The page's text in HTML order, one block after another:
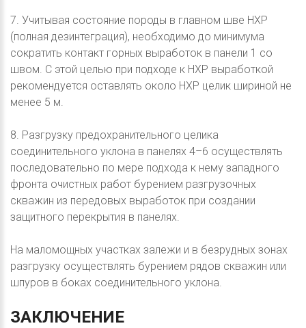
7. Учитывая состояние породы в главном шве НХР
(полная дезинтеграция), необходимо до минимума
сократить контакт горных выработок в панели 1 со
швом. С этой целью при подходе к НХР выработкой
рекомендуется оставлять около НХР целик шириной не
менее 5 м.
8. Разгрузку предохранительного целика
соединительного уклона в панелях 4–6 осуществлять
последовательно по мере подхода к нему западного
фронта очистных работ бурением разгрузочных
скважин из передовых выработок при создании
защитного перекрытия в панелях.
На маломощных участках залежи и в безрудных зонах
разгрузку осуществлять бурением рядов скважин или
шпуров в боках соединительного уклона.
ЗАКЛЮЧЕНИЕ